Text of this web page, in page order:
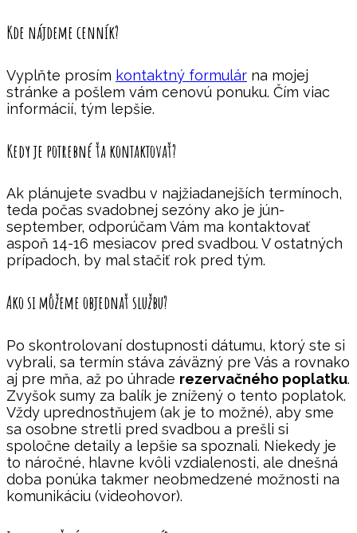
Kde nájdeme cenník?
Vyplňte prosím kontaktný formulár na mojej
stránke a pošlem vám cenovú ponuku. Čím viac
informácií, tým lepšie.
Kedy je potrebné ťa kontaktovať?
Ak plánujete svadbu v najžiadanejších termínoch,
teda počas svadobnej sezóny ako je jún-
september, odporúčam Vám ma kontaktovať
aspoň 14-16 mesiacov pred svadbou. V ostatných
prípadoch, by mal stačiť rok pred tým.
Ako si môžeme objednať službu?
Po skontrolovaní dostupnosti dátumu, ktorý ste si
vybrali, sa termín stáva záväzný pre Vás a rovnako
aj pre mňa, až po úhrade rezervačného poplatku.
Zvyšok sumy za balík je znížený o tento poplatok.
Vždy uprednostňujem (ak je to možné), aby sme
sa osobne stretli pred svadbou a prešli si
spoločne detaily a lepšie sa spoznali. Niekedy je
to náročné, hlavne kvôli vzdialenosti, ale dnešná
doba ponúka takmer neobmedzené možnosti na
komunikáciu (videohovor).